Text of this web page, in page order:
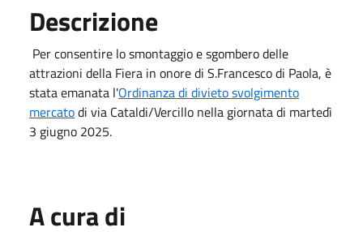
Descrizione
Per consentire lo smontaggio e sgombero delle
attrazioni della Fiera in onore di S.Francesco di Paola, è
stata emanata l'Ordinanza di divieto svolgimento
mercatodi via Cataldi/Vercillo nella giornata di martedì
3 giugno 2025.
A cura di